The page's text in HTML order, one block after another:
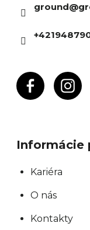
ground@
Informácie
Kariéra
O nás
Kontakty